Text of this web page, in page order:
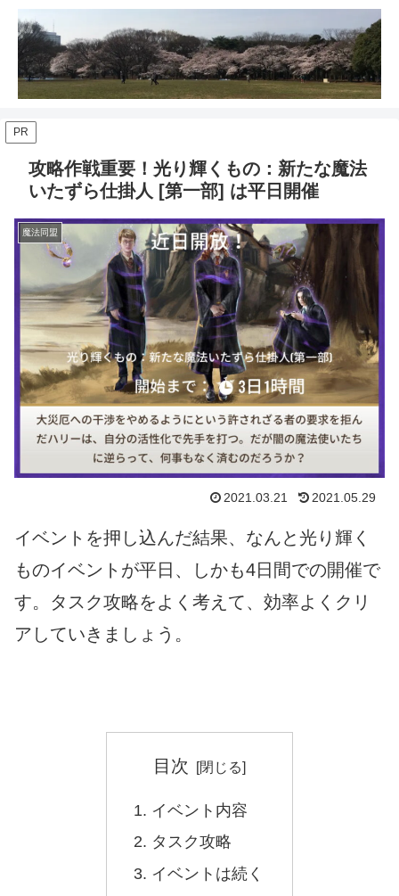
PR
攻略作戦重要！光り輝くもの：新たな魔法
いたずら仕掛人 [第一部] は平日開催
魔法同盟
2021.03.21 2021.05.29
イベントを押し込んだ結果、なんと光り輝く
ものイベントが平日、しかも4日間での開催で
す。タスク攻略をよく考えて、効率よくクリ
アしていきましょう。
目次
イベント内容
タスク攻略
イベントは続く